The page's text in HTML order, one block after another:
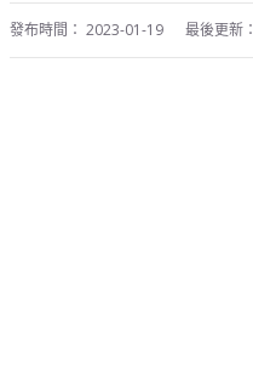
發布時間： 2023-01-19 最後更新：